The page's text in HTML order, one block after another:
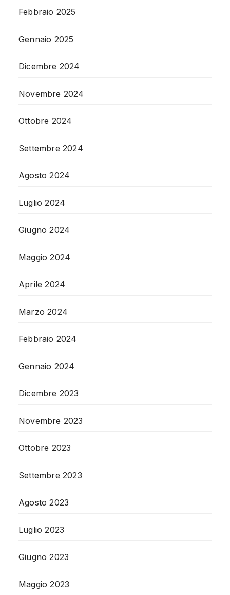
Febbraio 2025
Gennaio 2025
Dicembre 2024
Novembre 2024
Ottobre 2024
Settembre 2024
Agosto 2024
Luglio 2024
Giugno 2024
Maggio 2024
Aprile 2024
Marzo 2024
Febbraio 2024
Gennaio 2024
Dicembre 2023
Novembre 2023
Ottobre 2023
Settembre 2023
Agosto 2023
Luglio 2023
Giugno 2023
Maggio 2023